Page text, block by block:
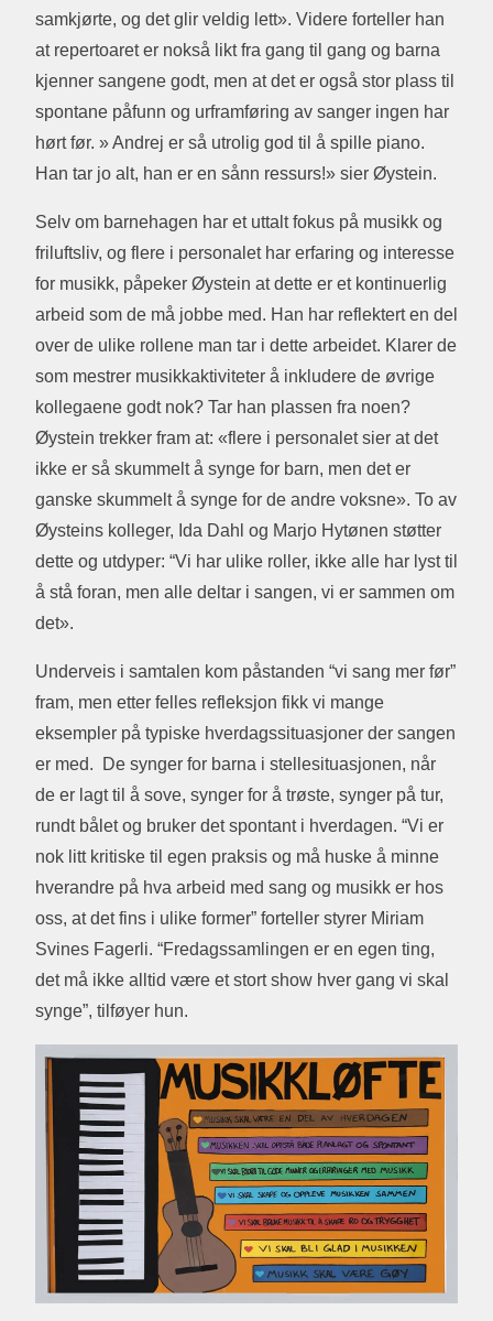
samkjørte, og det glir veldig lett». Videre forteller han
at repertoaret er nokså likt fra gang til gang og barna
kjenner sangene godt, men at det er også stor plass til
spontane påfunn og urframføring av sanger ingen har
hørt før. » Andrej er så utrolig god til å spille piano.
Han tar jo alt, han er en sånn ressurs!» sier Øystein.
Selv om barnehagen har et uttalt fokus på musikk og
friluftsliv, og flere i personalet har erfaring og interesse
for musikk, påpeker Øystein at dette er et kontinuerlig
arbeid som de må jobbe med. Han har reflektert en del
over de ulike rollene man tar i dette arbeidet. Klarer de
som mestrer musikkaktiviteter å inkludere de øvrige
kollegaene godt nok? Tar han plassen fra noen?
Øystein trekker fram at: «flere i personalet sier at det
ikke er så skummelt å synge for barn, men det er
ganske skummelt å synge for de andre voksne». To av
Øysteins kolleger, Ida Dahl og Marjo Hytønen støtter
dette og utdyper: “Vi har ulike roller, ikke alle har lyst til
å stå foran, men alle deltar i sangen, vi er sammen om
det».
Underveis i samtalen kom påstanden “vi sang mer før”
fram, men etter felles refleksjon fikk vi mange
eksempler på typiske hverdagssituasjoner der sangen
er med. De synger for barna i stellesituasjonen, når
de er lagt til å sove, synger for å trøste, synger på tur,
rundt bålet og bruker det spontant i hverdagen. “Vi er
nok litt kritiske til egen praksis og må huske å minne
hverandre på hva arbeid med sang og musikk er hos
oss, at det fins i ulike former” forteller styrer Miriam
Svines Fagerli. “Fredagssamlingen er en egen ting,
det må ikke alltid være et stort show hver gang vi skal
synge”, tilføyer hun.